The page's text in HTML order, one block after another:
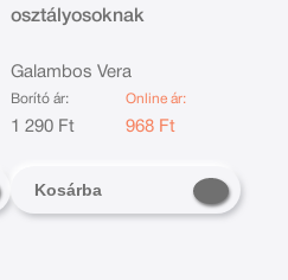
osztályosoknak
Galambos Vera
Borító ár:
1 290 Ft
Online ár:
968 Ft
Kosárba